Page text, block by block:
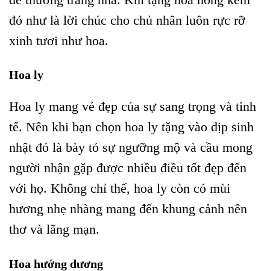
đó như là lời chúc cho chủ nhân luôn rực rỡ
xinh tươi như hoa.
Hoa ly
Hoa ly mang vẻ đẹp của sự sang trọng và tinh
tế. Nên khi bạn chọn hoa ly tặng vào dịp sinh
nhật đó là bày tỏ sự ngưỡng mộ và cầu mong
người nhận gặp được nhiều điều tốt đẹp đến
với họ. Không chỉ thế, hoa ly còn có mùi
hương nhẹ nhàng mang đến khung cảnh nên
thơ và lãng mạn.
Hoa hướng dương